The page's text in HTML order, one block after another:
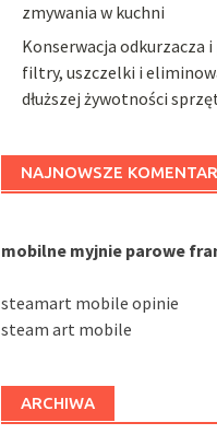
zmywania w kuchni
Konserwacja odkurzacza
filtry, uszczelki i
dłuższej żywotności
NAJNOWSZE
mobilne myjnie parowe
steamart mobile opinie
steam art mobile
ARCHIWA